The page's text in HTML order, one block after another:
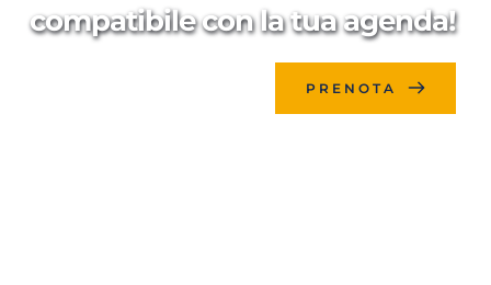
compatibile con la tua agenda!
PRENOTA